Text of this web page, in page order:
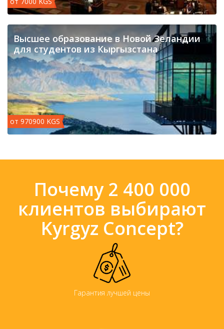
​Высшее образование в Новой Зеландии
для студентов из Кыргызстана
от 970900 KGS
Почему 2 400 000
клиентов выбирают
Kyrgyz Concept?
Гарантия лучшей цены